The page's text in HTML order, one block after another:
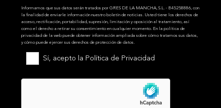
Informamos que sus datos serán tratados por GRES DE LA MANCHA, S.L. - B45258886, con
la finalidad de enviarle información nuestro boletín de noticias. Usted tiene los derechos de
acceso, rectificación, portabilidad, supresión, limitación y oposición al tratamiento, así
como el derecho a retirar su consentimiento en cualquier momento. En la política de
privacidad de la web puede obtener información ampliada sobre cómo tratamos sus datos,
y cómo puede ejercer sus derechos de protección de datos.
Sí, acepto la Política de Privacidad